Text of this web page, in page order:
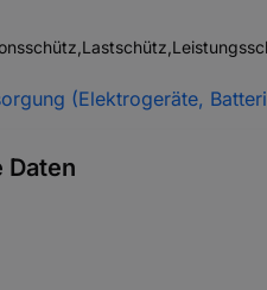
(Elektrogeräte,
Daten